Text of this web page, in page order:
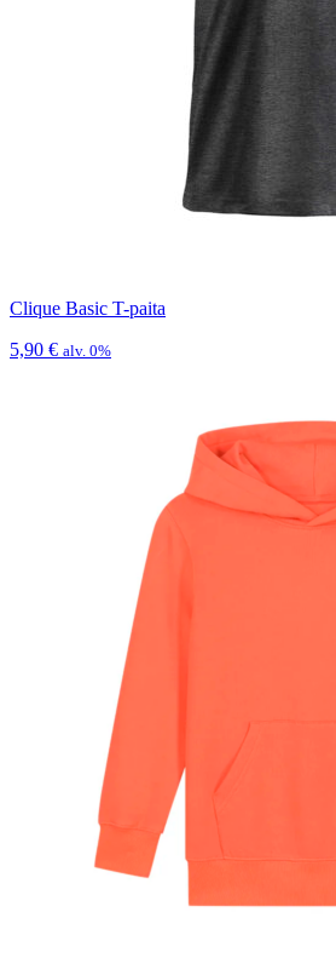
Clique Basic T-paita
5,90 € alv. 0%